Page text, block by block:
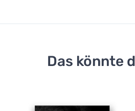
Das könnte